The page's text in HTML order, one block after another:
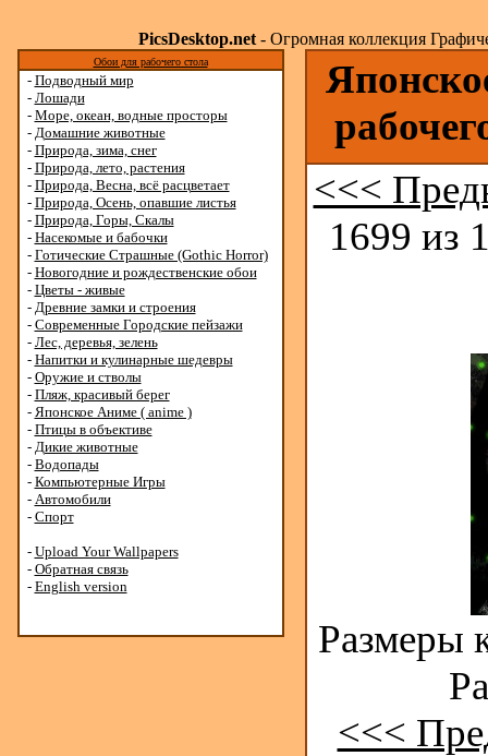
PicsDesktop.net- Огромная коллекция
Обои для рабочего стола
- Подводный мир
- Лошади
- Море, океан, водные просторы
- Домашние животные
- Природа, зима, снег
- Природа, лето, растения
- Природа, Весна, всё расцветает
- Природа, Осень, опавшие листья
- Природа, Горы, Скалы
- Насекомые и бабочки
- Готические Страшные (Gothic Horror)
- Новогодние и рождественские обои
- Цветы - живые
- Древние замки и строения
- Современные Городские пейзажи
- Лес, деревья, зелень
- Напитки и кулинарные шедевры
- Оружие и стволы
- Пляж, красивый берег
- Японское Аниме ( anime )
- Птицы в объективе
- Дикие животные
- Водопады
- Компьютерные Игры
- Автомобили
- Спорт
- Upload Your Wallpapers
- Обратная связь
- English version
<<<
1699 из
Размеры
<<<